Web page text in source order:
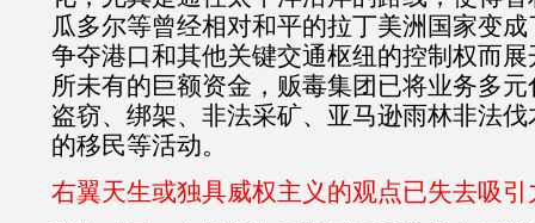
瓜多尔等曾经相对和平的拉丁美洲国家变
争夺港口和其他关键交通枢纽的控制权而
所未有的巨额资金，贩毒集团已将业务多
盗窃、绑架、非法采矿、亚马逊雨林非法
的移民等活动。
右翼天生或独具威权主义的观点已失去吸引